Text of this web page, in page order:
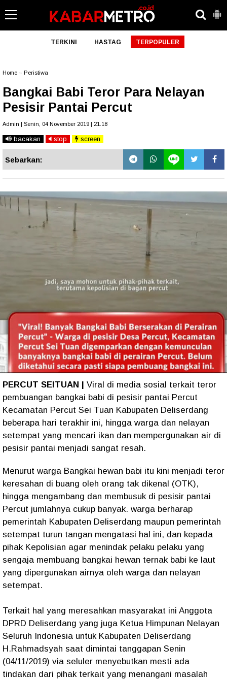
TERKINI HASTAG TERPOPULER
Home Peristiwa
Bangkai Babi Teror Para Nelayan
Pesisir Pantai Percut
Admin | Senin, 04 November 2019 | 21.18
bacakan stop screen
Sebarkan:
PERCUT SEITUAN | Viral di media sosial terkait teror
pembuangan bangkai babi di pesisir pantai Percut
Kecamatan Percut Sei Tuan Kabupaten Deliserdang
beberapa hari terakhir ini, hingga warga dan nelayan
setempat yang mencari ikan dan mempergunakan air di
pesisir pantai menjadi sangat resah.
Menurut warga Bangkai hewan babi itu kini menjadi teror
keresahan di buang oleh orang tak dikenal (OTK),
hingga mengambang dan membusuk di pesisir pantai
Percut jumlahnya cukup banyak. warga berharap
pemerintah Kabupaten Deliserdang maupun pemerintah
setempat turun tangan mengatasi hal ini, dan kepada
pihak Kepolisian agar menindak pelaku pelaku yang
sengaja membuang bangkai hewan ternak babi ke laut
yang dipergunakan airnya oleh warga dan nelayan
setempat.
Terkait hal yang meresahkan masyarakat ini Anggota
DPRD Deliserdang yang juga Ketua Himpunan Nelayan
Seluruh Indonesia untuk Kabupaten Deliserdang
H.Rahmadsyah saat dimintai tanggapan Senin
(04/11/2019) via seluler menyebutkan mesti ada
tindakan dari pihak terkait yang menangani masalah